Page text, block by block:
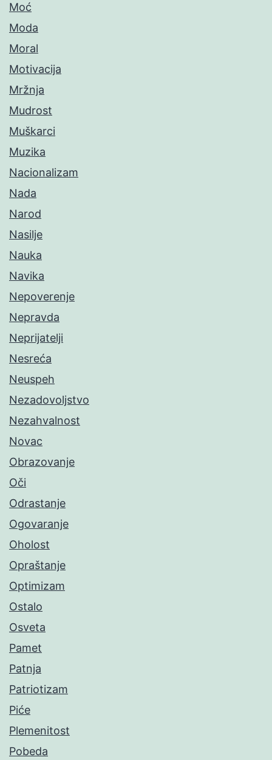
Moć
Moda
Moral
Motivacija
Mržnja
Mudrost
Muškarci
Muzika
Nacionalizam
Nada
Narod
Nasilje
Nauka
Navika
Nepoverenje
Nepravda
Neprijatelji
Nesreća
Neuspeh
Nezadovoljstvo
Nezahvalnost
Novac
Obrazovanje
Oči
Odrastanje
Ogovaranje
Oholost
Opraštanje
Optimizam
Ostalo
Osveta
Pamet
Patnja
Patriotizam
Piće
Plemenitost
Pobeda